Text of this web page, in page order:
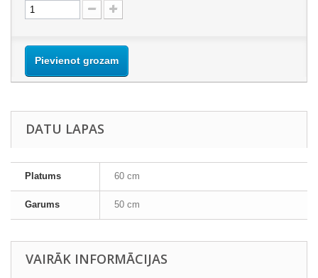
Pievienot grozam
DATU LAPAS
Platums 60 cm
Garums 50 cm
VAIRĀK INFORMĀCIJAS